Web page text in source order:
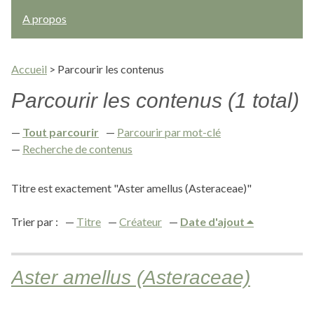
A propos
Accueil > Parcourir les contenus
Parcourir les contenus (1 total)
Tout parcourir
Parcourir par mot-clé
Recherche de contenus
Titre est exactement "Aster amellus (Asteraceae)"
Trier par : Titre Créateur Date d'ajout
Aster amellus (Asteraceae)